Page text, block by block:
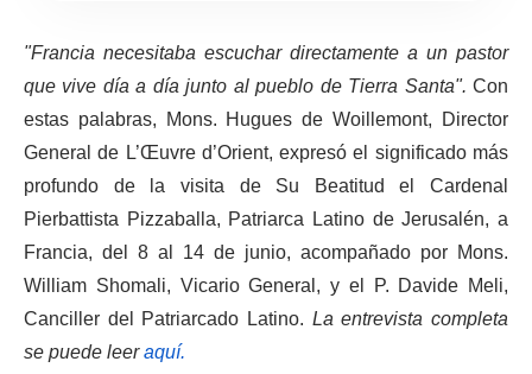
"Francia necesitaba escuchar directamente a un pastor
que vive día a día junto al pueblo de Tierra Santa".Con
estas palabras, Mons. Hugues de Woillemont, Director
General de L’Œuvre d’Orient, expresó el significado más
profundo de la visita de Su Beatitud el Cardenal
Pierbattista Pizzaballa, Patriarca Latino de Jerusalén, a
Francia, del 8 al 14 de junio, acompañado por Mons.
William Shomali, Vicario General, y el P. Davide Meli,
Canciller del Patriarcado Latino. La entrevista completa
se puede leeraquí.